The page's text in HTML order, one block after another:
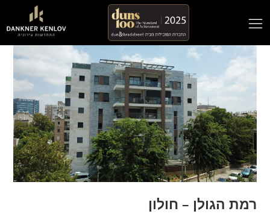
רמת הגולן – חולון